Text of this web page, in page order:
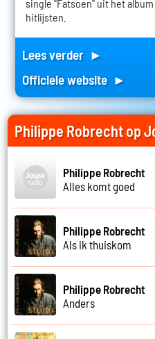
single "Fatsoen" uit het
hitlijsten.
Lees verder ►
Officiele website ►
Philippe Robrecht op
Philippe Robrecht
Alles komt goed
Philippe Robrecht
Als ik thuiskom
Philippe Robrecht
Anders